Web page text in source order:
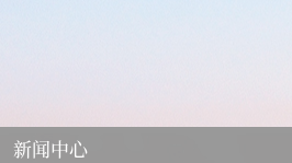
新闻中心